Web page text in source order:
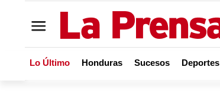
Lo Último Honduras Sucesos Deportes